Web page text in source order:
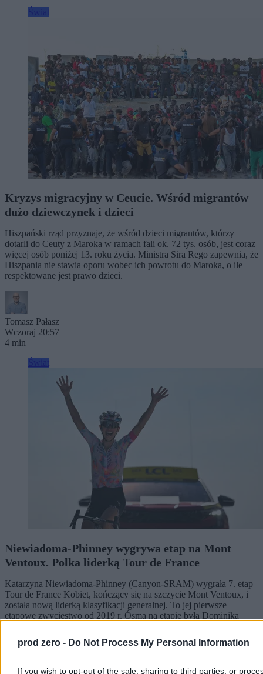
prod zero - Do Not Process My Personal Information
If you wish to opt-out of the sale, sharing to third parties, or
Kryzys migracyjny w Ceucie. Wśród migrantów
dużo dziewczynek i dzieci
Hiszpański rząd przyznaje, że wśród dzieci migrantów, którzy
dotarli do Ceuty z Maroka w ramach fali ok. 72 tys. osób, jest coraz
więcej osób poniżej 13. roku życia. Ministra Sira Rego zapewnia, że
Hiszpania nie stawia oporu wobec ich powrotu do Maroka, o ile
respektowane jest prawo dzieci.
Tomasz Pałasz
Wczoraj 20:57
4 min
Niewiadoma-Phinney wygrywa etap na Mont
Ventoux. Polka liderką Tour de France
Katarzyna Niewiadoma-Phinney (Canyon-SRAM) wygrała 7. etap
Tour de France Kobiet, kończący się na szczycie Mont Ventoux, i
została nową liderką klasyfikacji generalnej. To jej pierwsze
etapowe zwycięstwo od 2019 r. Ósma na etapie była Dominika
Tomasz Pałasz